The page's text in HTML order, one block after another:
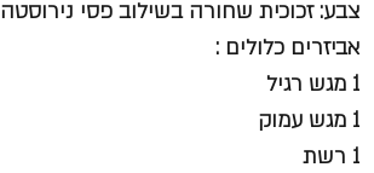
צבע: זכוכית שחורה בשילוב פסי נירוסטה
אביזרים כלולים :
1 מגש רגיל
1 מגש עמוק
1 רשת